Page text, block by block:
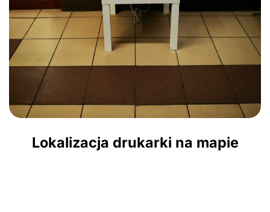
Lokalizacja drukarki na mapie